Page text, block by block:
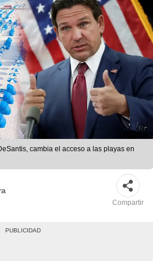
cambia el acceso a las playas en
Compartir